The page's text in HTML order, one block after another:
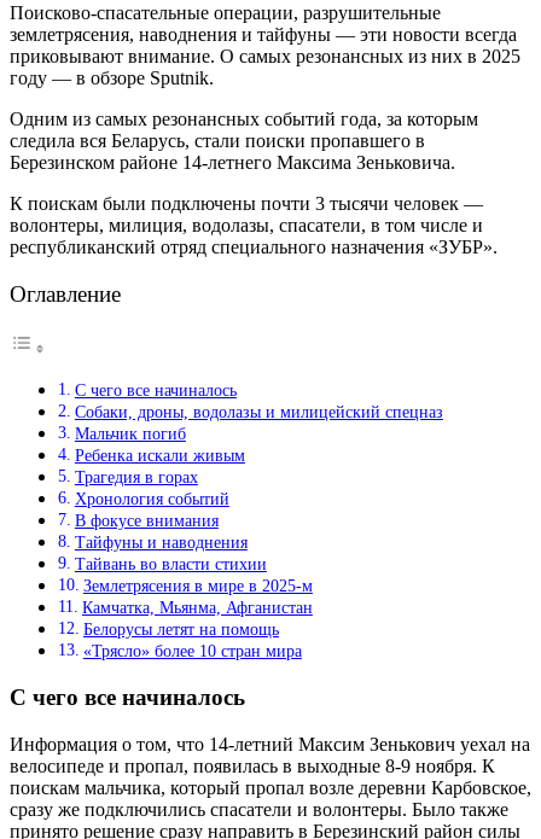
Поисково-спасательные операции, разрушительные
землетрясения, наводнения и тайфуны ― эти новости всегда
приковывают внимание. О самых резонансных из них в 2025
году — в обзоре Sputnik.
Одним из самых резонансных событий года, за которым
следила вся Беларусь, стали поиски пропавшего в
Березинском районе 14-летнего Максима Зеньковича.
К поискам были подключены почти 3 тысячи человек —
волонтеры, милиция, водолазы, спасатели, в том числе и
республиканский отряд специального назначения «ЗУБР».
Оглавление
С чего все начиналось
Собаки, дроны, водолазы и милицейский спецназ
Мальчик погиб
Ребенка искали живым
Трагедия в горах
Хронология событий
В фокусе внимания
Тайфуны и наводнения
Тайвань во власти стихии
Землетрясения в мире в 2025-м
Камчатка, Мьянма, Афганистан
Белорусы летят на помощь
«Трясло» более 10 стран мира
С чего все начиналось
Информация о том, что 14-летний Максим Зенькович уехал на
велосипеде и пропал, появилась в выходные 8-9 ноября. К
поискам мальчика, который пропал возле деревни Карбовское,
сразу же подключились спасатели и волонтеры. Было также
принято решение сразу направить в Березинский район силы